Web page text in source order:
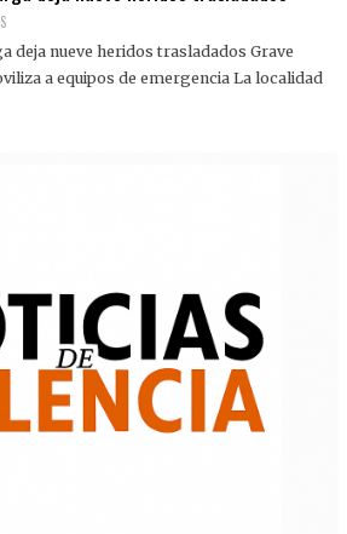
deja nueve heridos trasladados Grave
a equipos de emergencia La localidad